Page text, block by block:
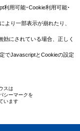
利用可能･Cookie利用可能･
り一部表示が崩れたり、
にされている場合、正しく
でJavascriptとCookieの設定
スは
シーマークを
います